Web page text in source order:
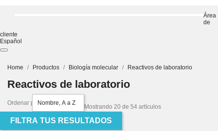
Área
de
cliente
Español
Home Productos Biología molecular Reactivos de laboratorio
Reactivos de laboratorio
Ordenar porNombre, A a Z
Mostrando 20 de 54 artículos
FILTRA TUS RESULTADOS